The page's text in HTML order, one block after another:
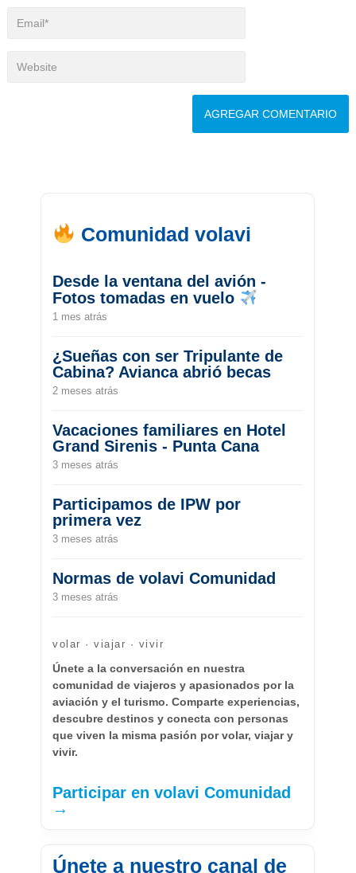
Comunidad volavi
Desde la ventana del avión -
Fotos tomadas en vuelo
1 mes atrás
¿Sueñas con ser Tripulante de
Cabina? Avianca abrió becas
2 meses atrás
Vacaciones familiares en Hotel
Grand Sirenis - Punta Cana
3 meses atrás
Participamos de IPW por
primera vez
3 meses atrás
Normas de volavi Comunidad
3 meses atrás
volar · viajar · vivir
Únete a la conversación en nuestra
comunidad de viajeros y apasionados por la
aviación y el turismo. Comparte experiencias,
descubre destinos y conecta con personas
que viven la misma pasión por volar, viajar y
vivir.
Participar en volavi Comunidad
→
Únete a nuestro canal de